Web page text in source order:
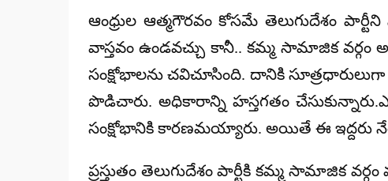
ఆంధ్రుల ఆత్మగౌరవం కోసమే తెలుగుదేశం
వాస్తవం ఉండవచ్చు కానీ.. కమ్మ సామాజిక
సంక్షోభాలను చవిచూసింది. దానికి
పొడిచారు. అధికారాన్ని హస్తగతం
సంక్షోభానికి కారణమయ్యారు. అయితే ఈ ఇద్దరు
ప్రస్తుతం తెలుగుదేశం పార్టీకి కమ్మ సామాజిక